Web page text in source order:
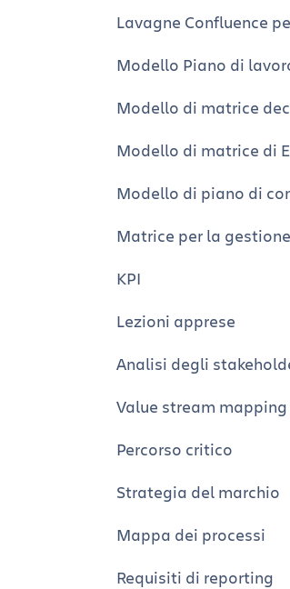
documenti
Connettori intelligenti e
intelligenti
Allineamento del team
Manifesti del team per
organizzazione
Potenzia i flussi di
Intelligence
Suggerimenti e trucchi
contenuti con i
Lavagne Confluence
Modello Piano di
Modello di matrice
Modello di matrice di
Modello di piano di
Matrice per la
KPI
Lezioni apprese
Analisi degli
Value stream mapping
Percorso critico
Strategia del marchio
Mappa dei processi
Requisiti di reporting